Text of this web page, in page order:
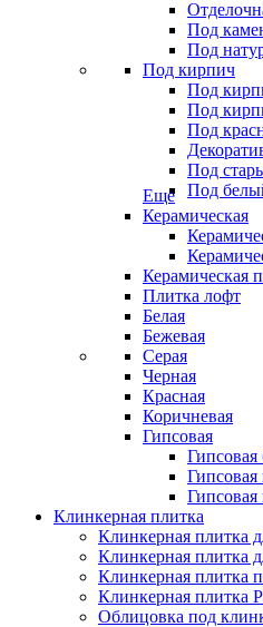
Под
Под
Под кирпич
Под
Под
Под
Под
Под
Еще
Керамическая
Керамическая
Плитка лофт
Белая
Бежевая
Серая
Черная
Красная
Коричневая
Гипсовая
Гипсовая
Гипсовая
Клинкерная плитка
Клинкерная плитка
Клинкерная плитка
Клинкерная плитка
Клинкерная плитка
Облицовка под